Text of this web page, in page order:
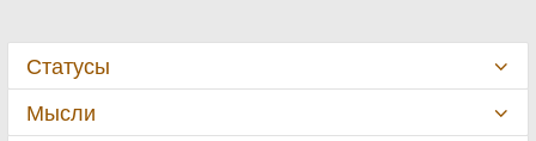
Статусы
Мысли